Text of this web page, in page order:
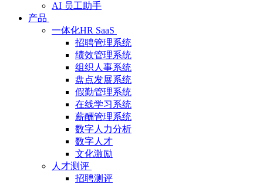
AI 员工助手
产品
一体化HR SaaS
招聘管理系统
绩效管理系统
组织人事系统
盘点发展系统
假勤管理系统
在线学习系统
薪酬管理系统
数字人力分析
数字人才
文化激励
人才测评
招聘测评